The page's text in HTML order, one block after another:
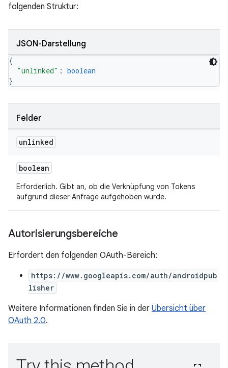
folgenden Struktur:
JSON-Darstellung
{
"unlinked" : boolean
}
Felder
unlinked
boolean
Erforderlich. Gibt an, ob die Verknüpfung von Tokens
aufgrund dieser Anfrage aufgehoben wurde.
Autorisierungsbereiche
Erfordert den folgenden OAuth-Bereich:
https://www.googleapis.com/auth/androidpub
lisher
Weitere Informationen finden Sie in der Übersicht über
OAuth 2.0.